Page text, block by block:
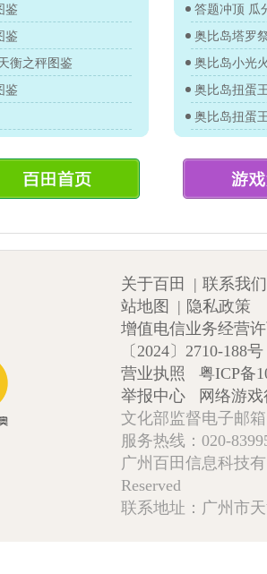
鉴
鉴
衡之秤图鉴
鉴
答题冲顶 瓜
奥比岛塔罗
奥比岛小光
关于百田 | 联系我们
站地图
| 隐私政策
增值电信业务经营
〔2024〕2710-188号
营业执照
粤ICP备
举报中心
网络游
文化部监督电子邮
服务热线：020-
广州百田信息科技
Reserved
联系地址：广州市